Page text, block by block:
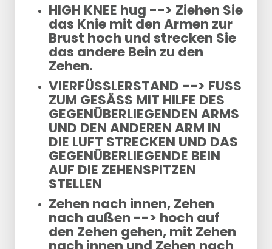
HIGH KNEE hug --> Ziehen Sie
das Knie mit den Armen zur
Brust hoch und strecken Sie
das andere Bein zu den
Zehen.
VIERFÜSSLERSTAND --> FUSS
ZUM GESÄSS MIT HILFE DES
GEGENÜBERLIEGENDEN ARMS
UND DEN ANDEREN ARM IN
DIE LUFT STRECKEN UND DAS
GEGENÜBERLIEGENDE BEIN
AUF DIE ZEHENSPITZEN
STELLEN
Zehen nach innen, Zehen
nach außen --> hoch auf
den Zehen gehen, mit Zehen